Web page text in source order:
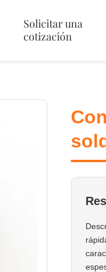
Solicitar una
cotización